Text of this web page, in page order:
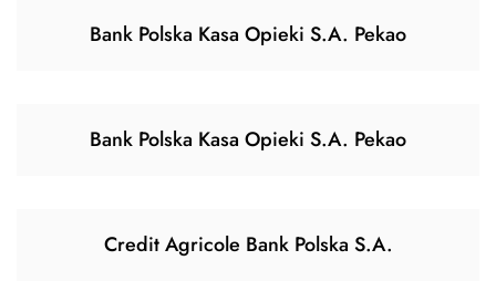
Bank Polska Kasa Opieki S.A. Pekao
Bank Polska Kasa Opieki S.A. Pekao
Credit Agricole Bank Polska S.A.